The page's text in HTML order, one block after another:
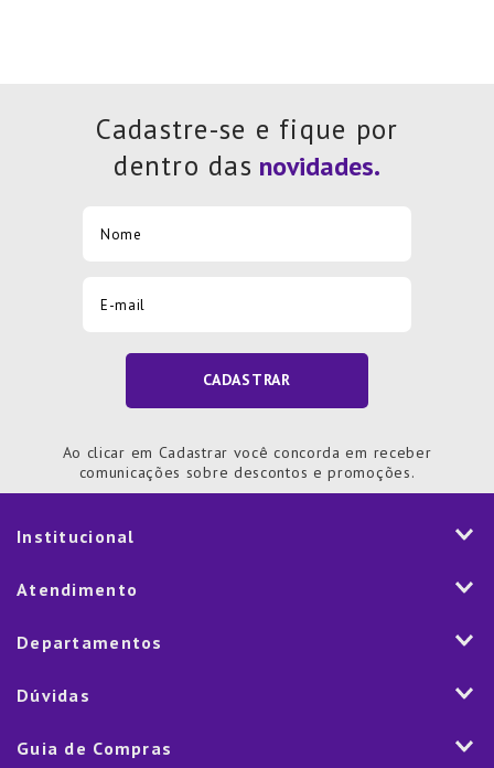
Cadastre-se e fique por
dentro das
CADASTRAR
Ao clicar em Cadastrar você concorda em receber
comunicações sobre descontos e promoções.
Institucional
História
Nossas Lojas
Marketplace
Atendimento
Fale Conosco
Departamentos
Mesa
Eletroportáteis
Dúvidas
Como Comprar
Guia de Compras